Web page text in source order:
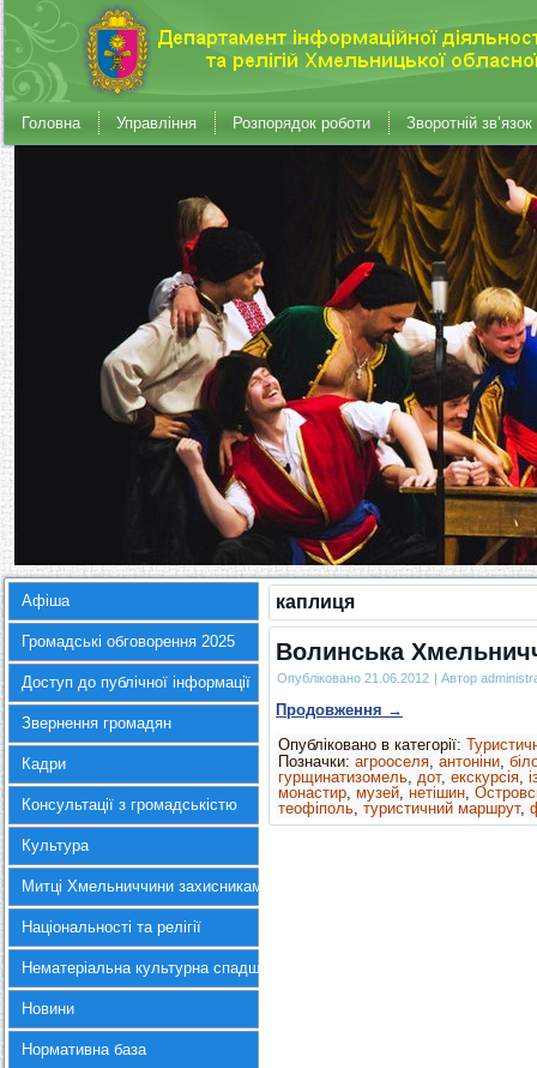
Головна Управління Розпорядок роботи Зворотній зв’язок
Афіша
Громадські обговорення 2025
Доступ до публічної інформації
Звернення громадян
Кадри
Консультації з громадськістю
Культура
Митці Хмельниччини захисникам України
Національності та релігії
Нематеріальна культурна спадщина
Новини
Нормативна база
каплиця
Волинська
Опубліковано 21.06.2012 | Автор
Продовження →
Опубліковано в категорії:
Позначки: агрооселя, антоніни,
гурщинатизомель, дот, екскурсія,
монастир, музей, нетішин,
теофіполь, туристичний маршрут,